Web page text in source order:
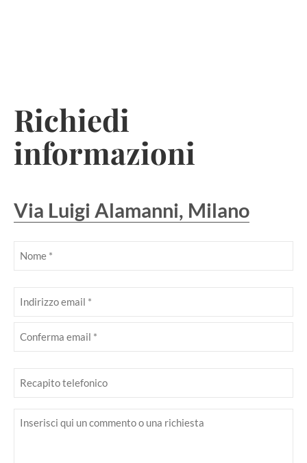
content
Richiedi
informazioni
Via Luigi Alamanni, Milano
email
email
Inserisci